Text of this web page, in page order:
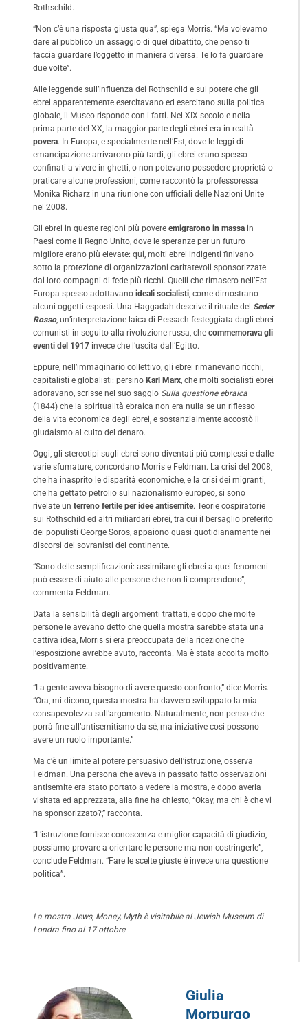
Rothschild.
“Non c’è una risposta giusta qua”, spiega Morris. “Ma volevamo
dare al pubblico un assaggio di quel dibattito, che penso ti
faccia guardare l’oggetto in maniera diversa. Te lo fa guardare
due volte”.
Alle leggende sull’influenza dei Rothschild e sul potere che gli
ebrei apparentemente esercitavano ed esercitano sulla politica
globale, il Museo risponde con i fatti. Nel XIX secolo e nella
prima parte del XX, la maggior parte degli ebrei era in realtà
povera. In Europa, e specialmente nell’Est, dove le leggi di
emancipazione arrivarono più tardi, gli ebrei erano spesso
confinati a vivere in ghetti, o non potevano possedere proprietà o
praticare alcune professioni, come raccontò la professoressa
Monika Richarz in una riunione con ufficiali delle Nazioni Unite
nel 2008.
Gli ebrei in queste regioni più povere emigrarono in massa in
Paesi come il Regno Unito, dove le speranze per un futuro
migliore erano più elevate: qui, molti ebrei indigenti finivano
sotto la protezione di organizzazioni caritatevoli sponsorizzate
dai loro compagni di fede più ricchi. Quelli che rimasero nell’Est
Europa spesso adottavano ideali socialisti , come dimostrano
alcuni oggetti esposti. Una Haggadah descrive il rituale del Seder
Rosso, un’interpretazione laica di Pessach festeggiata dagli ebrei
comunisti in seguito alla rivoluzione russa, che commemorava gli
eventi del 1917 invece che l’uscita dall’Egitto.
Eppure, nell’immaginario collettivo, gli ebrei rimanevano ricchi,
capitalisti e globalisti: persino Karl Marx , che molti socialisti ebrei
adoravano, scrisse nel suo saggio Sulla questione ebraica
(1844) che la spiritualità ebraica non era nulla se un riflesso
della vita economica degli ebrei, e sostanzialmente accostò il
giudaismo al culto del denaro.
Oggi, gli stereotipi sugli ebrei sono diventati più complessi e dalle
varie sfumature, concordano Morris e Feldman. La crisi del 2008,
che ha inasprito le disparità economiche, e la crisi dei migranti,
che ha gettato petrolio sul nazionalismo europeo, si sono
rivelate un terreno fertile per idee antisemite. Teorie cospiratorie
sui Rothschild ed altri miliardari ebrei, tra cui il bersaglio preferito
dei populisti George Soros , appaiono quasi quotidianamente nei
discorsi dei sovranisti del continente.
“Sono delle semplificazioni: assimilare gli ebrei a quei fenomeni
può essere di aiuto alle persone che non li comprendono”,
commenta Feldman.
Data la sensibilità degli argomenti trattati, e dopo che molte
persone le avevano detto che quella mostra sarebbe stata una
cattiva idea, Morris si era preoccupata della ricezione che
l’esposizione avrebbe avuto, racconta. Ma è stata accolta molto
positivamente.
“La gente aveva bisogno di avere questo confronto,” dice Morris.
“Ora, mi dicono, questa mostra ha davvero sviluppato la mia
consapevolezza sull’argomento. Naturalmente, non penso che
porrà fine all’antisemitismo da sé, ma iniziative così possono
avere un ruolo importante.”
Ma c’è un limite al potere persuasivo dell’istruzione, osserva
Feldman. Una persona che aveva in passato fatto osservazioni
antisemite era stato portato a vedere la mostra, e dopo averla
visitata ed apprezzata, alla fine ha chiesto, “Okay, ma chi è che vi
ha sponsorizzato?,” racconta.
“L’istruzione fornisce conoscenza e miglior capacità di giudizio,
possiamo provare a orientare le persone ma non costringerle”,
conclude Feldman. “Fare le scelte giuste è invece una questione
politica”.
—–
La mostra Jews, Money, Myth è visitabile al Jewish Museum di
Londra fino al 17 ottobre
Giulia
Morpurgo